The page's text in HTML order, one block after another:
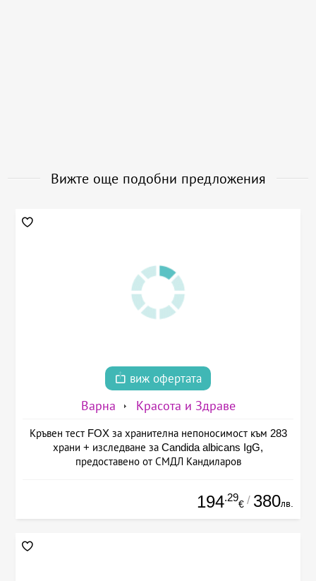
Вижте още подобни предложения
виж офертата
Варна Красота и Здраве
Кръвен тест FOX за хранителна непоносимост към 283
храни + изследване за Candida albicans IgG,
предоставено от СМДЛ Кандиларов
194.29
€ / 380лв.